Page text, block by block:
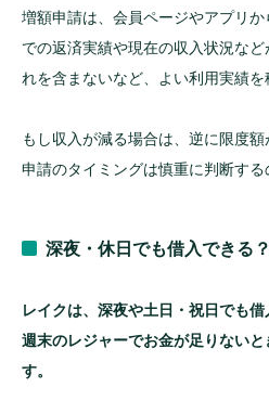
増額申請は、会員ページやアプリ
での返済実績や現在の収入状況な
れを含まないなど、よい利用実績を
もし収入が減る場合は、逆に限度額
申請のタイミングは慎重に判断する
深夜・休日でも借入できる？
レイクは、深夜や土日・祝日でも借
週末のレジャーでお金が足りない
す。